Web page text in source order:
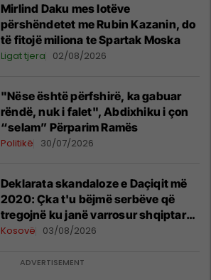
Mirlind Daku mes lotëve
përshëndetet me Rubin Kazanin, do
të fitojë miliona te Spartak Moska
Ligat tjera 02/08/2026
"Nëse është përfshirë, ka gabuar
rëndë, nuk i falet", Abdixhiku i çon
“selam” Përparim Ramës
Politikë 30/07/2026
​Deklarata skandaloze e Daçiqit më
2020: Çka t'u bëjmë serbëve që
tregojnë ku janë varrosur shqiptarët
në Serbi
Kosovë 03/08/2026